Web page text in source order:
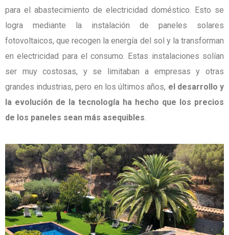
para el abastecimiento de electricidad doméstico. Esto se
logra mediante la instalación de paneles solares
fotovoltaicos, que recogen la energía del sol y la transforman
en electricidad para el consumo. Estas instalaciones solían
ser muy costosas, y se limitaban a empresas y otras
grandes industrias, pero en los últimos años, el desarrollo y
la evolución de la tecnología ha hecho que los precios
de los paneles sean más asequibles.